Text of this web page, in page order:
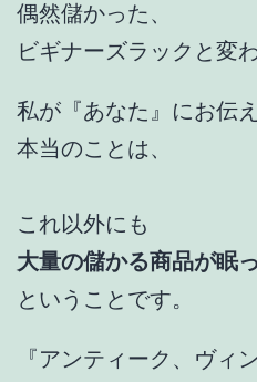
偶然儲かった、
ビギナーズラックと変
私が『あなた』にお伝
本当のことは、
これ以外にも
大量の儲かる商品が眠
ということです。
『アンティーク、ヴィ